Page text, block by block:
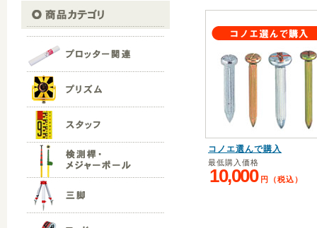
コノエ選んで購入
最低購入価格
10,000 円（税込）